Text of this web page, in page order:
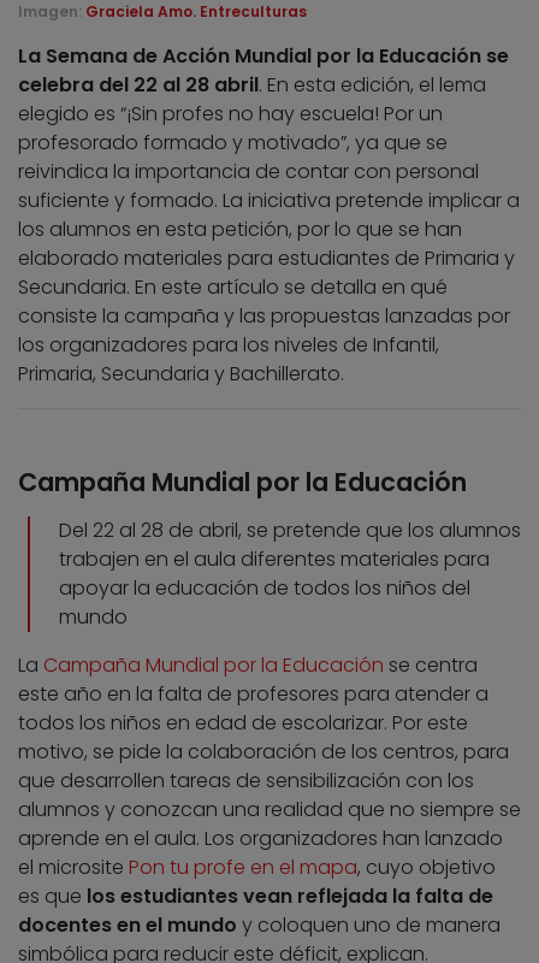
Imagen: Graciela Amo. Entreculturas
La Semana de Acción Mundial por la Educación se
celebra del 22 al 28 abril. En esta edición, el lema
elegido es “¡Sin profes no hay escuela! Por un
profesorado formado y motivado”, ya que se
reivindica la importancia de contar con personal
suficiente y formado. La iniciativa pretende implicar a
los alumnos en esta petición, por lo que se han
elaborado materiales para estudiantes de Primaria y
Secundaria. En este artículo se detalla en qué
consiste la campaña y las propuestas lanzadas por
los organizadores para los niveles de Infantil,
Primaria, Secundaria y Bachillerato.
Campaña Mundial por la Educación
Del 22 al 28 de abril, se pretende que los alumnos
trabajen en el aula diferentes materiales para
apoyar la educación de todos los niños del
mundo
La Campaña Mundial por la Educación se centra
este año en la falta de profesores para atender a
todos los niños en edad de escolarizar. Por este
motivo, se pide la colaboración de los centros, para
que desarrollen tareas de sensibilización con los
alumnos y conozcan una realidad que no siempre se
aprende en el aula. Los organizadores han lanzado
el microsite Pon tu profe en el mapa, cuyo objetivo
es que los estudiantes vean reflejada la falta de
docentes en el mundo y coloquen uno de manera
simbólica para reducir este déficit, explican.